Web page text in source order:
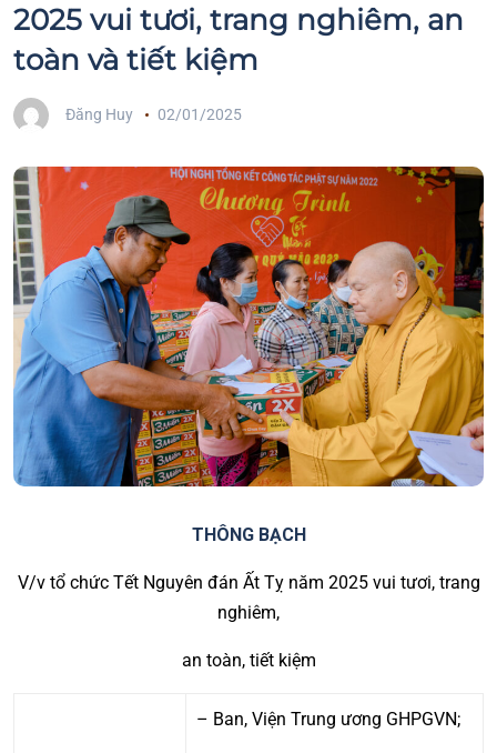
2025 vui tươi, trang nghiêm, an
toàn và tiết kiệm
Đăng Huy 02/01/2025
THÔNG BẠCH
V/v tổ chức Tết Nguyên đán Ất Tỵ năm 2025 vui tươi, trang
nghiêm,
an toàn, tiết kiệm
– Ban, Viện Trung ương GHPGVN;